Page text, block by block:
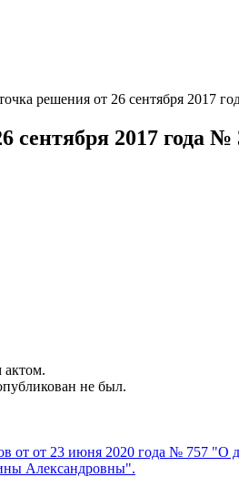
решения от 26 сентября 2017
сентября 2017 года №
актом.
не был.
от от 23 июня 2020 года № 757
Александровны".